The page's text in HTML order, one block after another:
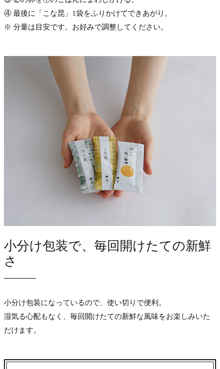
④ 最後に「こな昆」1袋をふりかけてできあがり。
※ 分量は目安です。お好みで調整してください。
小分け包装で、毎回開けたての新鮮
さ
小分け包装になっているので、使い切りで便利。
湿気る心配もなく、毎回開けたての新鮮な風味をお楽しみいた
だけます。